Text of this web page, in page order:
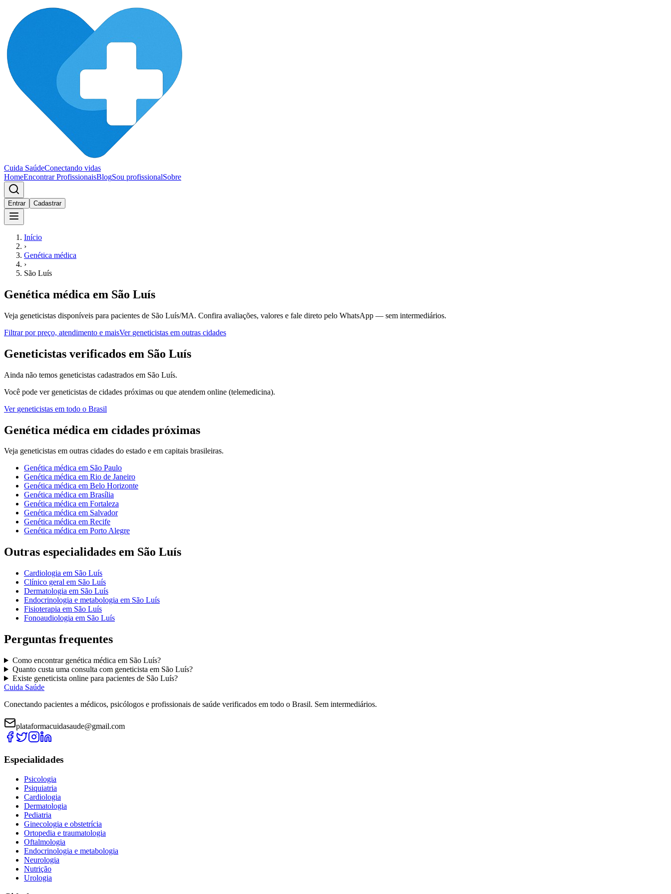
Cuida SaúdeConectando vidas
HomeEncontrar ProfissionaisBlogSou profissionalSobre
Entrar Cadastrar
Início
›
Genética médica
›
São Luís
Genética médica em São Luís
Veja geneticistas disponíveis para pacientes de São Luís/MA. Confira avaliações, valores e fale direto pelo WhatsApp — sem intermediários.
Filtrar por preço, atendimento e maisVer geneticistas em outras cidades
Geneticistas verificados em São Luís
Ainda não temos geneticistas cadastrados em São Luís.
Você pode ver geneticistas de cidades próximas ou que atendem online (telemedicina).
Ver geneticistas em todo o Brasil
Genética médica em cidades próximas
Veja geneticistas em outras cidades do estado e em capitais brasileiras.
Genética médica em São Paulo
Genética médica em Rio de Janeiro
Genética médica em Belo Horizonte
Genética médica em Brasília
Genética médica em Fortaleza
Genética médica em Salvador
Genética médica em Recife
Genética médica em Porto Alegre
Outras especialidades em São Luís
Cardiologia em São Luís
Clínico geral em São Luís
Dermatologia em São Luís
Endocrinologia e metabologia em São Luís
Fisioterapia em São Luís
Fonoaudiologia em São Luís
Perguntas frequentes
Como encontrar genética médica em São Luís?
Quanto custa uma consulta com geneticista em São Luís?
Existe geneticista online para pacientes de São Luís?
Cuida Saúde
Conectando pacientes a médicos, psicólogos e profissionais de saúde verificados em todo o Brasil. Sem intermediários.
plataformacuidasaude@gmail.com
Especialidades
Psicologia
Psiquiatria
Cardiologia
Dermatologia
Pediatria
Ginecologia e obstetrícia
Ortopedia e traumatologia
Oftalmologia
Endocrinologia e metabologia
Neurologia
Nutrição
Urologia